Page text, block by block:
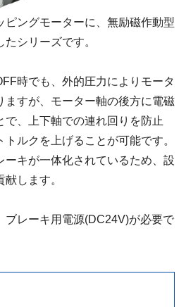
ピングモーターに、無励磁作動型
シリーズです。
時でも、外的圧力によりモータ
ますが、モーター軸の後方に電磁
で、上下軸での連れ回りを防止
ルクを上げることが可能です。
ーキが一体化されているため、設
します。
ブレーキ用電源(DC24V)が必要で